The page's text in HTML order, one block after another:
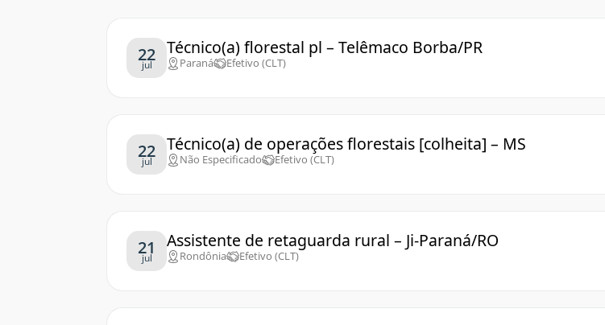
22
jul
Técnico(a) florestal pl – Telêmaco Borba/PR
Paraná Efetivo (CLT)
22
jul
Técnico(a) de operações florestais [colheita] – MS
Não Especificado Efetivo (CLT)
21
jul
Assistente de retaguarda rural – Ji-Paraná/RO
Rondônia Efetivo (CLT)